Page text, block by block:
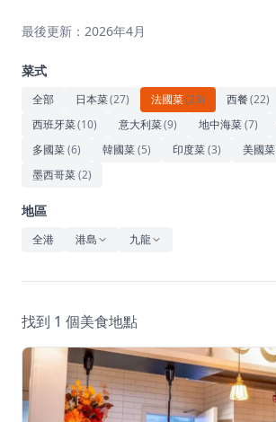
藝術文化
休閒
音樂
最後更新：2026年4月
菜式
全部 日本菜(27) 法國菜(23) 西餐(22)
西班牙菜(10) 意大利菜(9) 地中海菜(7)
多國菜(6) 韓國菜(5) 印度菜(3) 美國菜
墨西哥菜(2)
地區
全港 港島 九龍
找到 1 個美食地點